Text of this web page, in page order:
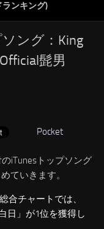
ランキング)
ング：King
髭男
Pocket
iTunesトップソング
ていきます。
合チャートでは、
日」が1位を獲得し